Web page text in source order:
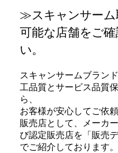
≫スキャンサーム
可能な店舗をご確
い。
スキャンサームブラン
工品質とサービス品質
ら、
お客様が安心してご依
販売店として、メーカ
び認定販売店を「販売デ
でご紹介しております。